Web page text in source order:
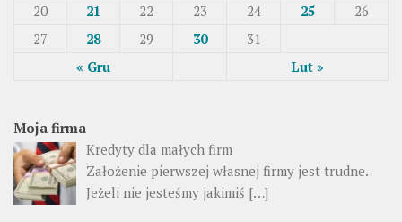
« Gru Lut »
20
21 22 23 24 25
26
27
28 29 30 31
Moja firma
Kredyty dla małych firm
Założenie pierwszej własnej firmy jest trudne.
Jeżeli nie jesteśmy jakimiś […]